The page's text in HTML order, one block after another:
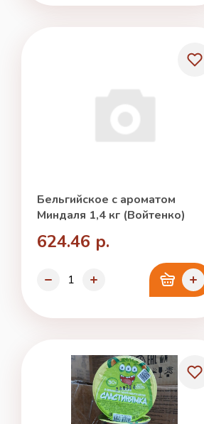
Бельгийское с ароматом
Миндаля 1,4 кг (Войтенко)
624.46 р.